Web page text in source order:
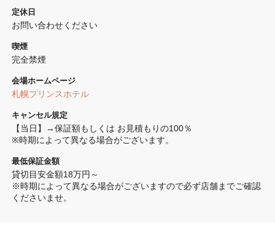
定休日
お問い合わせください
喫煙
完全禁煙
会場ホームページ
札幌プリンスホテル
キャンセル規定
【当日】→保証額もしくは お見積もりの100％
※時期によって異なる場合がございます。
最低保証金額
貸切目安金額18万円～
※時期によって異なる場合がございますので必ず店舗までご確認
くださいませ。